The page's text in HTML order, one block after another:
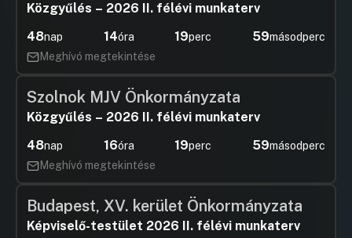
Közgyűlés – 2026 II. félévi munkaterv
48nap 14óra 19perc 58másodperc
Meghívó megtekintése
Szolnok MJV Önkormányzata
Közgyűlés – 2026 II. félévi munkaterv
48nap 16óra 19perc 58másodperc
Meghívó megtekintése
Budapest, XV. kerület Önkormányzata
Képviselő-testület 2026 II. félévi munkaterv